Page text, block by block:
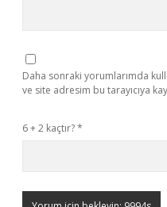
Daha sonraki yorumlarımda
ve site adresim bu tarayıcıya
6 + 2 kaçtır?*